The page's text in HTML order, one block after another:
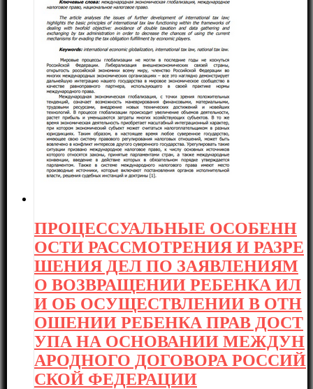
ПРОЦЕССУАЛЬНЫЕ ОСОБЕНН
ОСТИ РАССМОТРЕНИЯ И РАЗРЕ
ШЕНИЯ ДЕЛ ПО ЗАЯВЛЕНИЯМ
О ВОЗВРАЩЕНИИ РЕБЕНКА ИЛ
И ОБ ОСУЩЕСТВЛЕНИИ В ОТН
ОШЕНИИ РЕБЕНКА ПРАВ ДОСТ
УПА НА ОСНОВАНИИ МЕЖДУН
АРОДНОГО ДОГОВОРА РОССИЙ
СКОЙ ФЕДЕРАЦИИ